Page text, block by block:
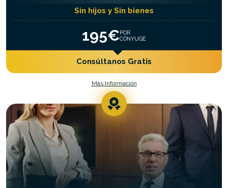
Sin hijos y Sin bienes
195€POR
CÓNYUGE
Consúltanos Gratis
Más Información